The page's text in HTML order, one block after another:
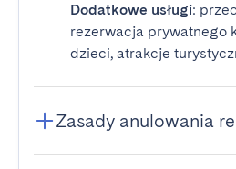
Dodatkowe usługi:
rezerwacja prywatnego
dzieci, atrakcje
Zasady anulowania